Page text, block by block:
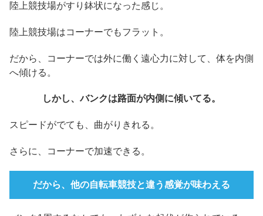
陸上競技場がすり鉢状になった感じ。
陸上競技場はコーナーでもフラット。
だから、コーナーでは外に働く遠心力に対して、体を内側
へ傾ける。
しかし、バンクは路面が内側に傾いてる。
スピードがでても、曲がりきれる。
さらに、コーナーで加速できる。
だから、他の自転車競技と違う感覚が味わえる